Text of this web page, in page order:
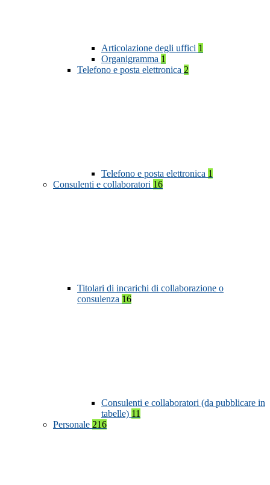
Articolazione degli uffici 1
Organigramma 1
Telefono e posta elettronica 2
Telefono e posta elettronica 1
Consulenti e collaboratori 16
Titolari di incarichi di collaborazione o
consulenza 16
Consulenti e collaboratori (da pubblicare in
tabelle) 11
Personale 216